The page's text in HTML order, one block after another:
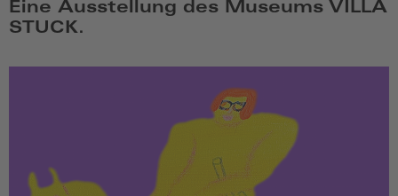
Eine Ausstellung des Museums VILLA
STUCK.